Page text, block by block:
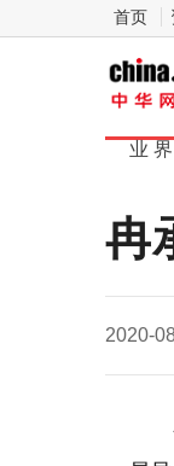
首页
华业 界
冉
2020-